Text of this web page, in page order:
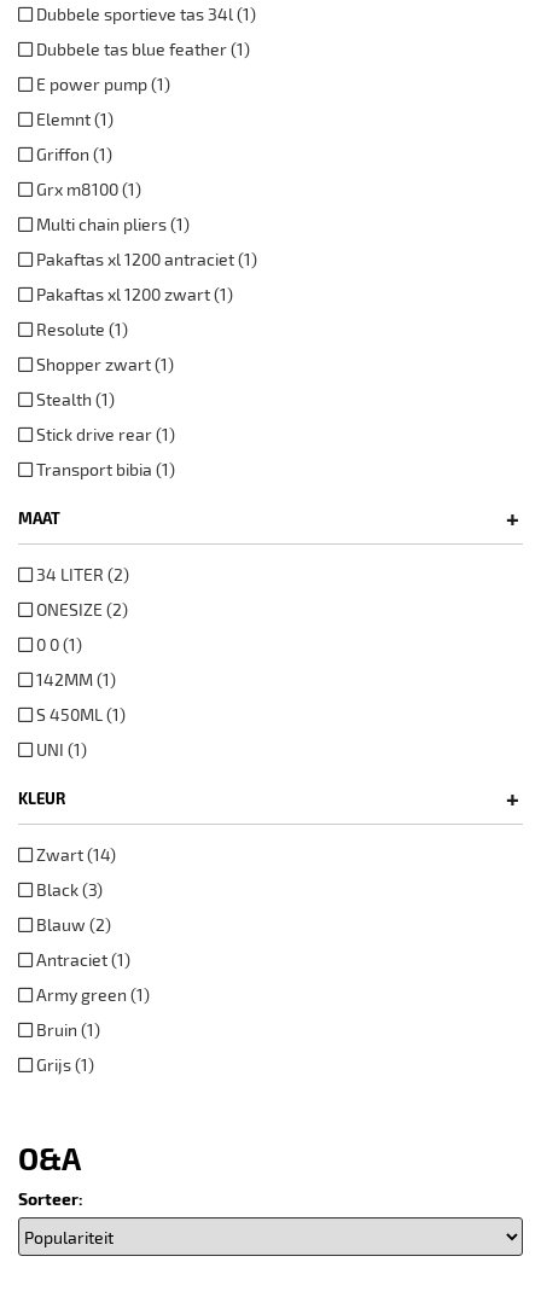
Dubbele sportieve tas 34l (1)
Dubbele tas blue feather (1)
E power pump (1)
Elemnt (1)
Griffon (1)
Grx m8100 (1)
Multi chain pliers (1)
Pakaftas xl 1200 antraciet (1)
Pakaftas xl 1200 zwart (1)
Resolute (1)
Shopper zwart (1)
Stealth (1)
Stick drive rear (1)
Transport bibia (1)
MAAT +
34 LITER (2)
ONESIZE (2)
0 0 (1)
142MM (1)
S 450ML (1)
UNI (1)
KLEUR +
Zwart (14)
Black (3)
Blauw (2)
Antraciet (1)
Army green (1)
Bruin (1)
Grijs (1)
O&A
Sorteer: